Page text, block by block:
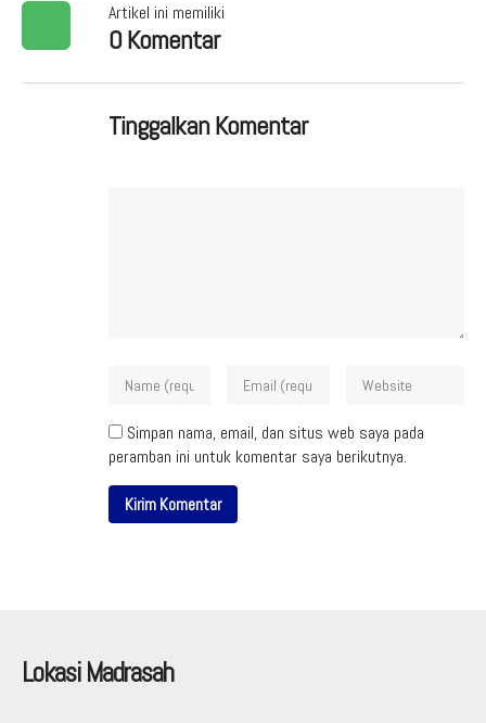
Artikel ini memiliki
0 Komentar
Tinggalkan Komentar
Simpan nama, email, dan situs web saya pada
peramban ini untuk komentar saya berikutnya.
Lokasi Madrasah